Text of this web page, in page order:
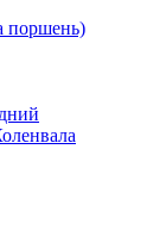
поршень)